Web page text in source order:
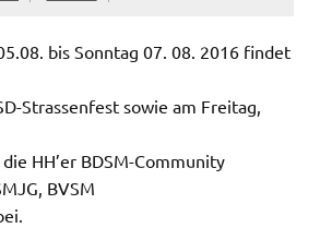
bis Sonntag 07. 08. 2016 findet
Strassenfest sowie am Freitag,
HH’er BDSM-Community
BVSM